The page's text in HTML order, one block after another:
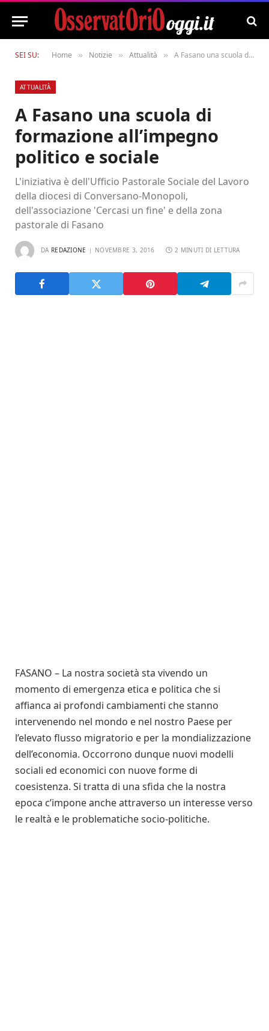
SEI SU: Home » Notizie » Attualità » A Fasano una scuola di formazione all’impegno politico e sociale
ATTUALITÀ
A Fasano una scuola di
formazione all’impegno
politico e sociale
L'iniziativa è dell'Ufficio Pastorale Sociale del Lavoro
della diocesi di Conversano-Monopoli,
dell'associazione 'Cercasi un fine' e della zona
pastorale di Fasano
DA REDAZIONE NOVEMBRE 3, 2016 2 MINUTI DI LETTURA
FASANO – La nostra società sta vivendo un
momento di emergenza etica e politica che si
affianca ai profondi cambiamenti che stanno
intervenendo nel mondo e nel nostro Paese per
l’elevato flusso migratorio e per la mondializzazione
dell’economia. Occorrono dunque nuovi modelli
sociali ed economici con nuove forme di
coesistenza. Si tratta di una sfida che la nostra
epoca c’impone anche attraverso un interesse verso
le realtà e le problematiche socio-politiche.